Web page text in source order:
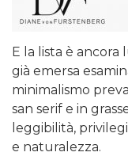
E la lista è
già emersa
minimalismo
san serif e in
leggibilità,
e naturalezza.